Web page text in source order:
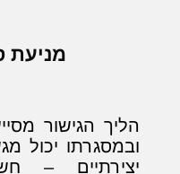
מניעת
הליך הגישור
ובמסגרתו יכול
יצירתיים –